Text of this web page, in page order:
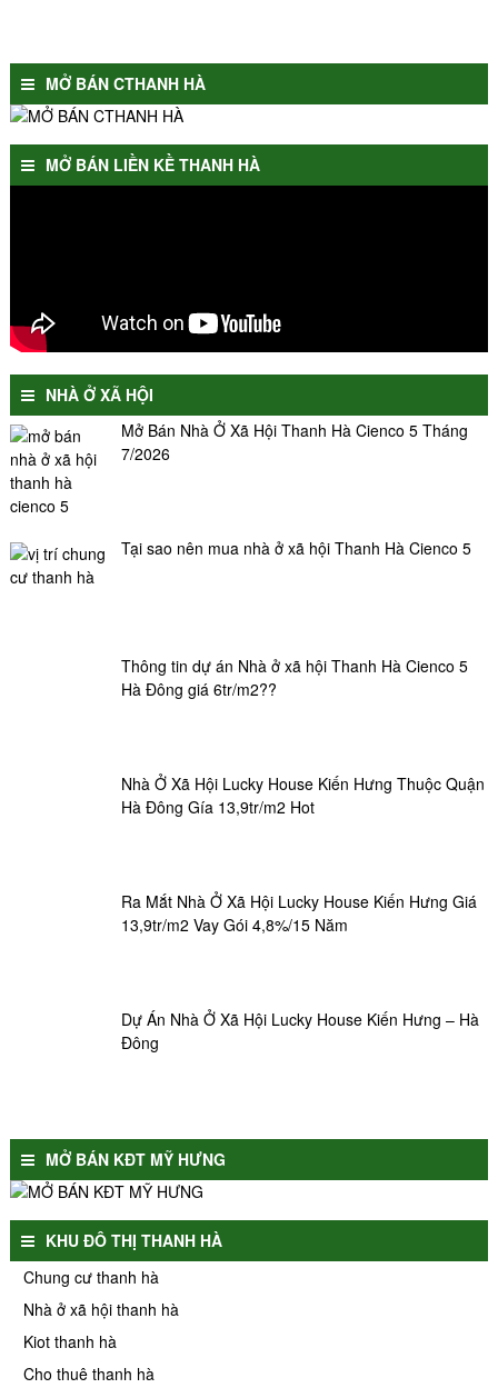
MỞ BÁN CTHANH HÀ
MỞ BÁN LIỀN KỀ THANH HÀ
NHÀ Ở XÃ HỘI
Mở Bán Nhà Ở Xã Hội Thanh Hà Cienco 5 Tháng
7/2026
Tại sao nên mua nhà ở xã hội Thanh Hà Cienco 5
Thông tin dự án Nhà ở xã hội Thanh Hà Cienco 5
Hà Đông giá 6tr/m2??
Nhà Ở Xã Hội Lucky House Kiến Hưng Thuộc Quận
Hà Đông Gía 13,9tr/m2 Hot
Ra Mắt Nhà Ở Xã Hội Lucky House Kiến Hưng Giá
13,9tr/m2 Vay Gói 4,8%/15 Năm
Dự Án Nhà Ở Xã Hội Lucky House Kiến Hưng – Hà
Đông
MỞ BÁN KĐT MỸ HƯNG
KHU ĐÔ THỊ THANH HÀ
Chung cư thanh hà
Nhà ở xã hội thanh hà
Kiot thanh hà
Cho thuê thanh hà